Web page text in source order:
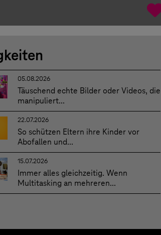
05.08.2026
Täuschend echte Bilder oder Videos, die
manipuliert...
22.07.2026
So schützen Eltern ihre Kinder vor
Abofallen und...
15.07.2026
Immer alles gleichzeitig. Wenn
Multitasking an mehreren...